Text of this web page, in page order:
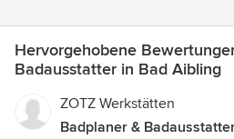
Hervorgehobene
Badausstatter in Bad Aibling
ZOTZ Werkstätten
Badplaner &